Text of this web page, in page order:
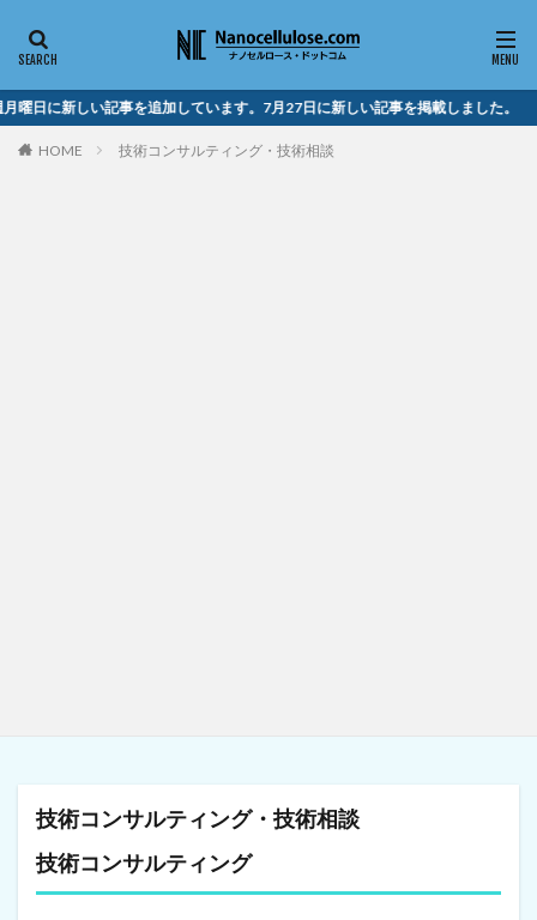
新しい記事を追加しています。7月27日に新しい記事を掲載しました。
HOME 技術コンサルティング・技術相談
技術コンサルティング・技術相談
技術コンサルティング